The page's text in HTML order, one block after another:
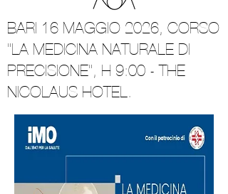
BARI 16 MAGGIO 2026, CORSO
"LA MEDICINA NATURALE DI
PRECISIONE", H 9:00 - THE
NICOLAUS HOTEL.